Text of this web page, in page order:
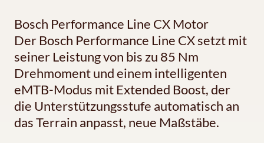
Bosch Performance Line CX Motor
Der Bosch Performance Line CX setzt mit
seiner Leistung von bis zu 85 Nm
Drehmoment und einem intelligenten
eMTB-Modus mit Extended Boost, der
die Unterstützungsstufe automatisch an
das Terrain anpasst, neue Maßstäbe.